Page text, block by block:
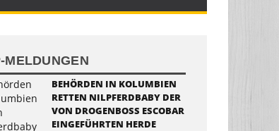
MELDUNGEN
BEHÖRDEN IN KOLUMBIEN
RETTEN NILPFERDBABY DER
VON DROGENBOSS ESCOBAR
EINGEFÜHRTEN HERDE